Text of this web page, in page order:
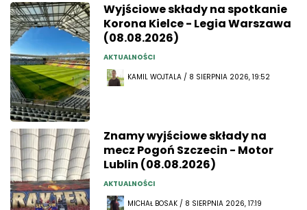
Wyjściowe składy na spotkanie
Korona Kielce - Legia Warszawa
(08.08.2026)
AKTUALNOŚCI
KAMIL WOJTALA / 8 SIERPNIA 2026, 19:52
Znamy wyjściowe składy na
mecz Pogoń Szczecin - Motor
Lublin (08.08.2026)
AKTUALNOŚCI
MICHAŁ BOSAK / 8 SIERPNIA 2026, 17:19